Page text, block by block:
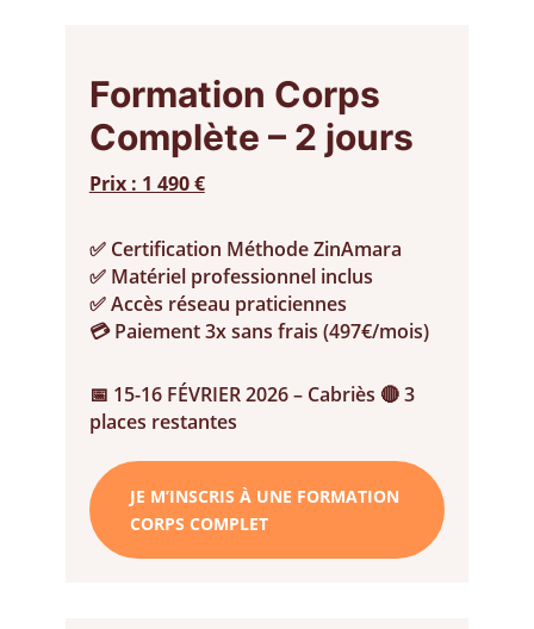
Formation Corps
Complète – 2 jours
Prix : 1 490 €
✅ Certification Méthode ZinAmara
✅ Matériel professionnel inclus
✅ Accès réseau praticiennes
💳 Paiement 3x sans frais (497€/mois)
📅 15-16 FÉVRIER 2026 – Cabriès 🔴 3
places restantes
JE M’INSCRIS À UNE FORMATION
CORPS COMPLET